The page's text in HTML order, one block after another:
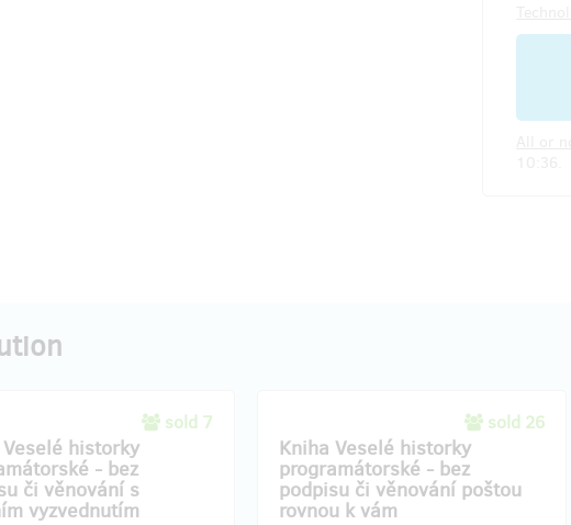
sold 7
historky
- bez
či věnování s
vyzvednutím
sold 26
Kniha Veselé historky
programátorské - bez
podpisu či věnování poštou
rovnou k vám